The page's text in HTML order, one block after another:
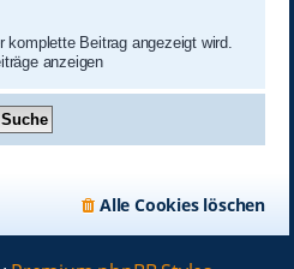
Beitrag angezeigt wird.
anzeigen
Alle Cookies löschen